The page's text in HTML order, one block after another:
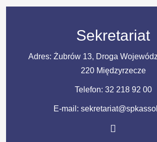
Sekretariat
Adres: Żubrów 13, Droga
220 Międzyrzecze
Telefon: 32 218 92 00
E-mail: